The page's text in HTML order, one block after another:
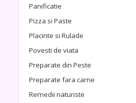
Panificatie
Pizza si Paste
Placinte si Rulade
Povesti de viata
Preparate din Peste
Preparate fara carne
Remedii naturiste